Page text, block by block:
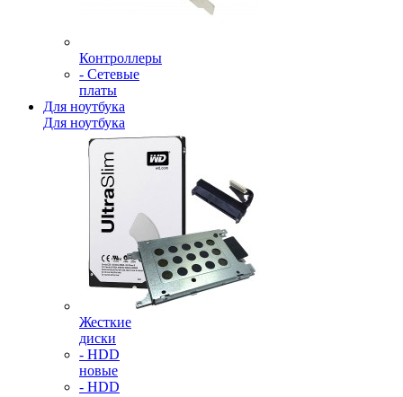
Контроллеры
- Сетевые
платы
Для ноутбука
Для ноутбука
Жесткие
диски
- HDD
новые
- HDD